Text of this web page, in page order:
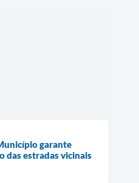
garante
das estradas vicinais